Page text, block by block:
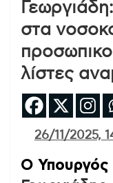
στα
λίστες
26/11/2025,
Ο Υπουργός